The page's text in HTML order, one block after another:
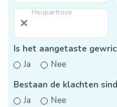
Heupartrose
Is het aangetaste
Ja
Nee
Bestaan de klachten
Ja
Nee